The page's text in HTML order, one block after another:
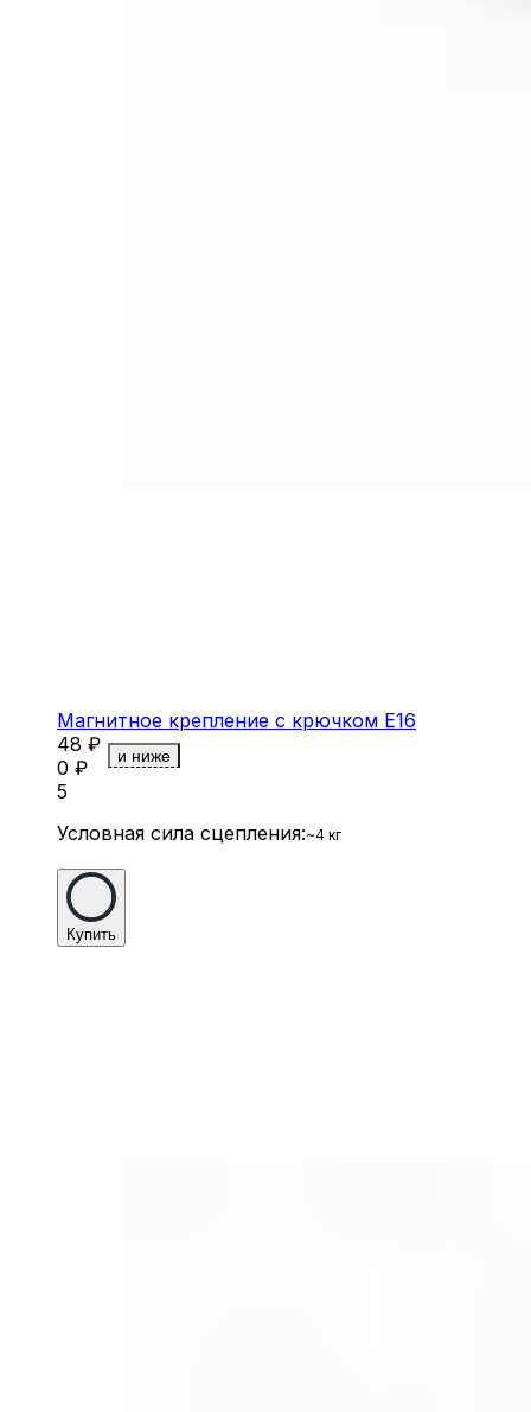
Магнитное крепление с крючком E16
48 ₽
0 ₽ и ниже
5
Условная сила сцепления:~4 кг
Купить